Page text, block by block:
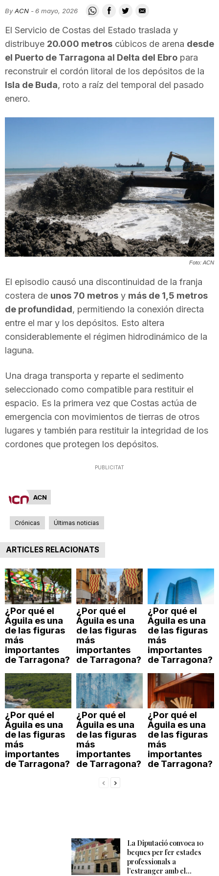
i
u
t
a
d
e
T
r
r
a
g
o
n
By ACN -6 mayo, 2026
El Servicio de Costas del Estado traslada y
distribuye 20.000 metros cúbicos de arena desde
el Puerto de Tarragona al Delta del Ebro para
reconstruir el cordón litoral de los depósitos de la
Isla de Buda, roto a raíz del temporal del pasado
enero.
Foto: ACN
El episodio causó una discontinuidad de la franja
costera de unos 70 metros y más de 1,5 metros
de profundidad, permitiendo la conexión directa
entre el mar y los depósitos. Esto altera
considerablemente el régimen hidrodinámico de la
laguna.
Una draga transporta y reparte el sedimento
seleccionado como compatible para restituir el
espacio. Es la primera vez que Costas actúa de
emergencia con movimientos de tierras de otros
lugares y también para restituir la integridad de los
cordones que protegen los depósitos.
PUBLICITAT
ACN
Crónicas Últimas noticias
ARTICLES RELACIONATS
¿Por qué el
Águila es una
de las figuras
más
importantes
de Tarragona?
¿Por qué el
Águila es una
de las figuras
más
importantes
de Tarragona?
¿Por qué el
Águila es una
de las figuras
más
importantes
de Tarragona?
¿Por qué el
Águila es una
de las figuras
más
importantes
de Tarragona?
¿Por qué el
Águila es una
de las figuras
más
importantes
de Tarragona?
¿Por qué el
Águila es una
de las figuras
más
importantes
de Tarragona?